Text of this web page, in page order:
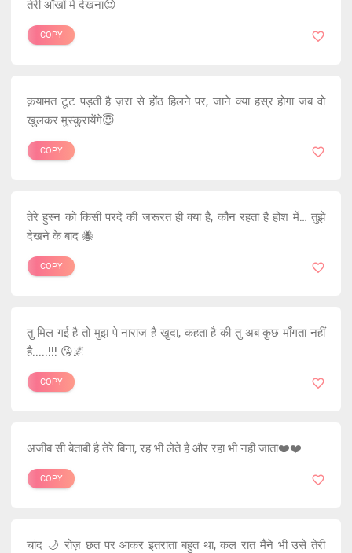
तेरी आँखों में देखना😍
COPY
क़यामत टूट पड़ती है ज़रा से होंठ हिलने पर, जाने क्या हस्र होगा जब वो
खुलकर मुस्कुरायेंगे😇
COPY
तेरे हुस्न को किसी परदे की जरूरत ही क्या है, कौन रहता है होश में… तुझे
देखने के बाद 🐝
COPY
तु मिल गई है तो मुझ पे नाराज है खुदा, कहता है की तु अब कुछ माँगता नहीं
है.....!!! 😘🌌
COPY
अजीब सी बेताबी है तेरे बिना, रह भी लेते है और रहा भी नही जाता❤️❤️
COPY
चांद 🌙 रोज़ छत पर आकर इतराता बहुत था, कल रात मैंने भी उसे तेरी